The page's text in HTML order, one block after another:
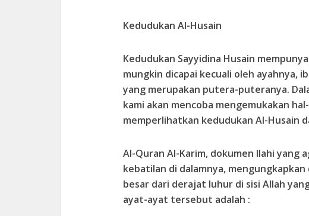
Kedudukan Al-Husain
Kedudukan Sayyidina Husain
mungkin dicapai kecuali oleh ayahnya,
yang merupakan putera-puteranya.
kami akan mencoba mengemukakan
memperlihatkan kedudukan Al-Husain
Al-Quran Al-Karim, dokumen Ilahi yang
kebatilan di dalamnya,
besar dari derajat luhur di sisi Allah
ayat-ayat tersebut adalah :